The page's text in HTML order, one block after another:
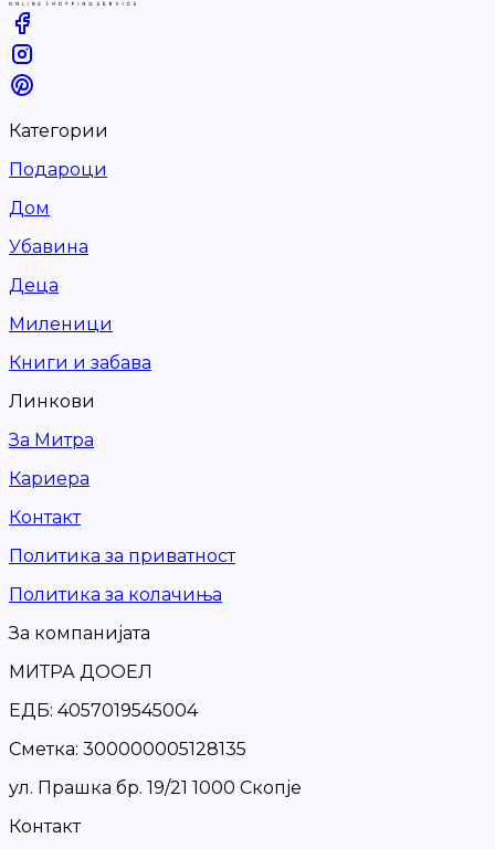
Категории
Подароци
Дом
Убавина
Деца
Миленици
Книги и забава
Линкови
За Митра
Кариера
Контакт
Политика за приватност
Политика за колачиња
За компанијата
МИТРА ДООЕЛ
ЕДБ: 4057019545004
Сметка: 300000005128135
ул. Прашка бр. 19/21 1000 Скопје
Контакт